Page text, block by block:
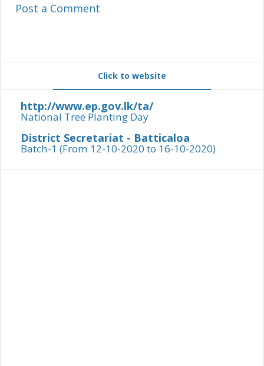
Post a Comment
Click to website
http://www.ep.gov.lk/ta/
National Tree Planting Day
District Secretariat - Batticaloa
Batch-1 (From 12-10-2020 to 16-10-2020)